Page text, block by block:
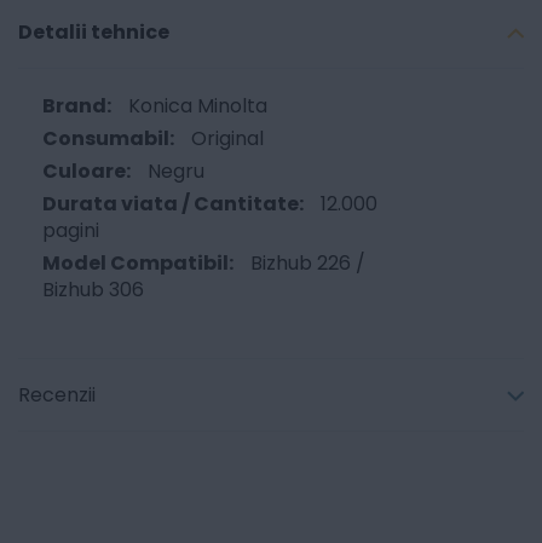
Detalii tehnice
Konica Minolta
Original
Negru
12.000
pagini
Bizhub 226 /
Bizhub 306
Recenzii